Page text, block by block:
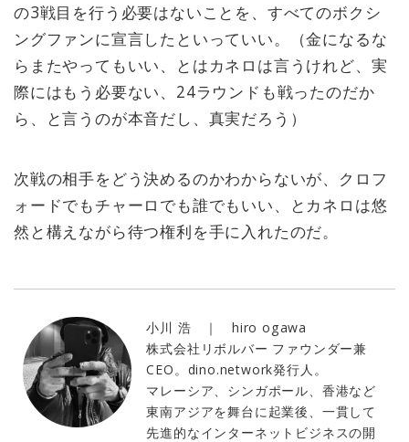
の3戦目を行う必要はないことを、すべてのボクシ
ングファンに宣言したといっていい。（金になるな
らまたやってもいい、とはカネロは言うけれど、実
際にはもう必要ない、24ラウンドも戦ったのだか
ら、と言うのが本音だし、真実だろう）
次戦の相手をどう決めるのかわからないが、クロフ
ォードでもチャーロでも誰でもいい、とカネロは悠
然と構えながら待つ権利を手に入れたのだ。
小川 浩 ｜ hiro ogawa
株式会社リボルバー ファウンダー兼
CEO。dino.network発行人。
マレーシア、シンガポール、香港など
東南アジアを舞台に起業後、一貫して
先進的なインターネットビジネスの開